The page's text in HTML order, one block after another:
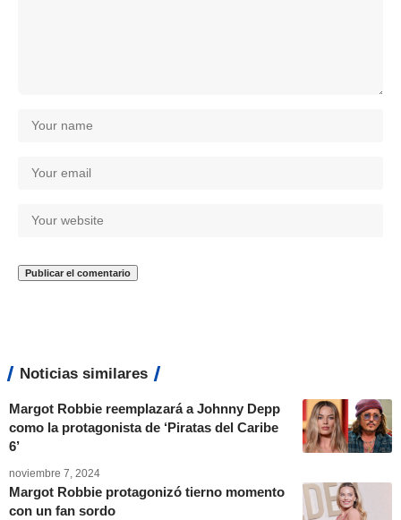
Noticias similares
Margot Robbie reemplazará a Johnny Depp
como la protagonista de ‘Piratas del Caribe
6’
noviembre 7, 2024
Margot Robbie protagonizó tierno momento
con un fan sordo